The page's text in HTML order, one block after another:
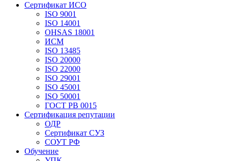
Сертификат ИСО
ISO 9001
ISO 14001
OHSAS 18001
ИСМ
ISO 13485
ISO 20000
ISO 22000
ISO 29001
ISO 45001
ISO 50001
ГОСТ РВ 0015
Сертификация репутации
ОДР
Сертификат СУЗ
СОУТ РФ
Обучение